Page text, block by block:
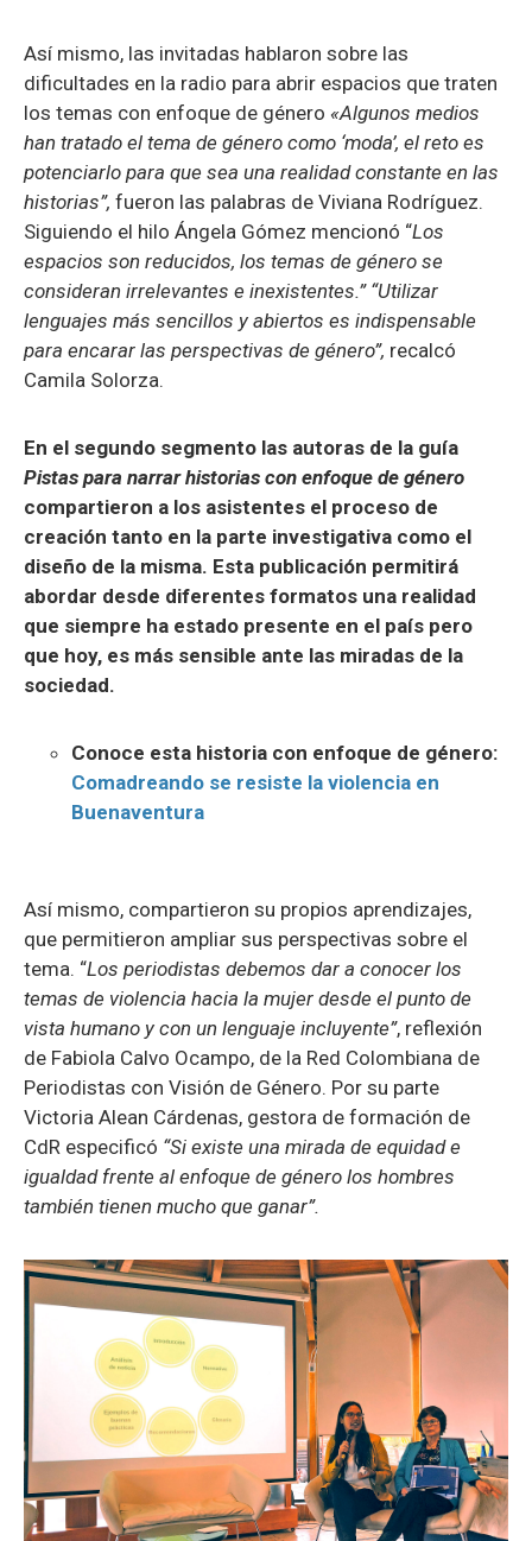
Así mismo, las invitadas hablaron sobre las
dificultades en la radio para abrir espacios que traten
los temas con enfoque de género «Algunos medios
han tratado el tema de género como ‘moda’, el reto es
potenciarlo para que sea una realidad constante en las
historias”, fueron las palabras de Viviana Rodríguez.
Siguiendo el hilo Ángela Gómez mencionó “Los
espacios son reducidos, los temas de género se
consideran irrelevantes e inexistentes.” “Utilizar
lenguajes más sencillos y abiertos es indispensable
para encarar las perspectivas de género”, recalcó
Camila Solorza.
En el segundo segmento las autoras de la guía
Pistas para narrar historias con enfoque de género
compartieron a los asistentes el proceso de
creación tanto en la parte investigativa como el
diseño de la misma. Esta publicación permitirá
abordar desde diferentes formatos una realidad
que siempre ha estado presente en el país pero
que hoy, es más sensible ante las miradas de la
sociedad.
Conoce esta historia con enfoque de género:
Comadreando se resiste la violencia en
Buenaventura
Así mismo, compartieron su propios aprendizajes,
que permitieron ampliar sus perspectivas sobre el
tema. “Los periodistas debemos dar a conocer los
temas de violencia hacia la mujer desde el punto de
vista humano y con un lenguaje incluyente”, reflexión
de Fabiola Calvo Ocampo, de la Red Colombiana de
Periodistas con Visión de Género. Por su parte
Victoria Alean Cárdenas, gestora de formación de
CdR especificó “Si existe una mirada de equidad e
igualdad frente al enfoque de género los hombres
también tienen mucho que ganar”.